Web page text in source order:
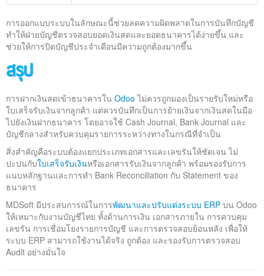
การออกแบบระบบในลักษณะนี้ช่วยลดความผิดพลาดในการบันทึกบัญชี
ทำให้ฝ่ายบัญชีตรวจสอบยอดเงินสดและยอดธนาคารได้ง่ายขึ้น และ
ช่วยให้การปิดบัญชีประจำเดือนมีความถูกต้องมากขึ้น
สรุป
การฝากเงินสดเข้าธนาคารใน Odoo ไม่ควรถูกมองเป็นรายรับใหม่หรือ
ใบเสร็จรับเงินจากลูกค้า แต่ควรบันทึกเป็นการย้ายเงินจากเงินสดในมือ
ไปยังเงินฝากธนาคาร โดยอาจใช้ Cash Journal, Bank Journal และ
บัญชีกลางสำหรับควบคุมรายการระหว่างทางในกรณีที่จำเป็น
สิ่งสำคัญคือระบบต้องแยกประเภทเอกสารและเลขรันให้ชัดเจน ไม่
ปะปนกับใบเสร็จรับเงินหรือเอกสารรับเงินจากลูกค้า พร้อมรองรับการ
แนบหลักฐานและการทำ Bank Reconciliation กับ Statement ของ
ธนาคาร
MDSoft มีประสบการณ์ในการพัฒนาและปรับแต่งระบบ ERP บน Odoo
ให้เหมาะกับงานบัญชีไทย ทั้งด้านการเงิน เอกสารภายใน การควบคุม
เลขรัน การเชื่อมโยงรายการบัญชี และการตรวจสอบย้อนหลัง เพื่อให้
ระบบ ERP สามารถใช้งานได้จริง ถูกต้อง และรองรับการตรวจสอบ
Audit อย่างมั่นใจ